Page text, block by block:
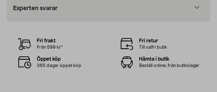
Experten svarar
Fri frakt
Från 599 kr*
Fri retur
Till valfri butik
Öppet köp
365 dagar öppet köp
Hämta i butik
Beställ online, från butikslager